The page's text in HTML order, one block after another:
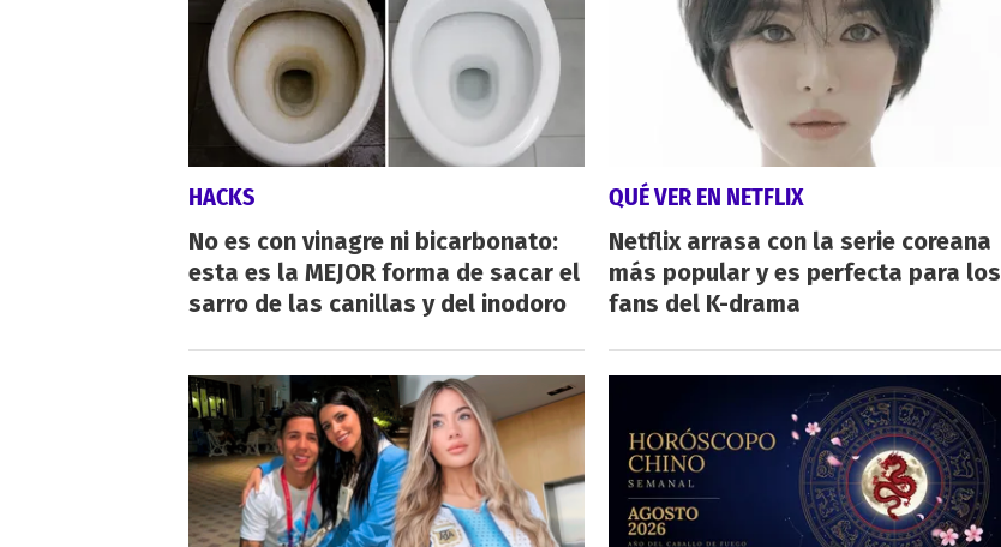
HACKS
No es con vinagre ni bicarbonato:
esta es la MEJOR forma de sacar el
sarro de las canillas y del inodoro
QUÉ VER EN NETFLIX
Netflix arrasa con la serie coreana
más popular y es perfecta para los
fans del K-drama